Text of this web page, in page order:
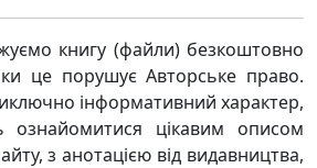
книгу (файли) безкоштовно
це порушує Авторське право.
інформативний характер,
ознайомитися цікавим описом
з анотацією від видавництва,